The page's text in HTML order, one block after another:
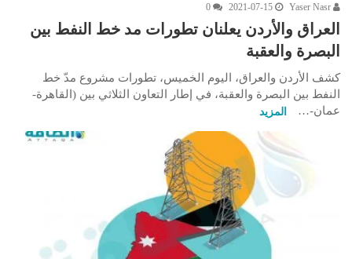
2021-07-15
0
العراق والأردن يعلنان تطورات مد خط النفط بين
البصرة والعقبة
كشف الأردن والعراق، اليوم الخميس، تطورات مشروع مدّ خط
النفط بين البصرة والعقبة، في إطار التعاون الثلاثي بين (القاهرة-
عمان-…
المزيد